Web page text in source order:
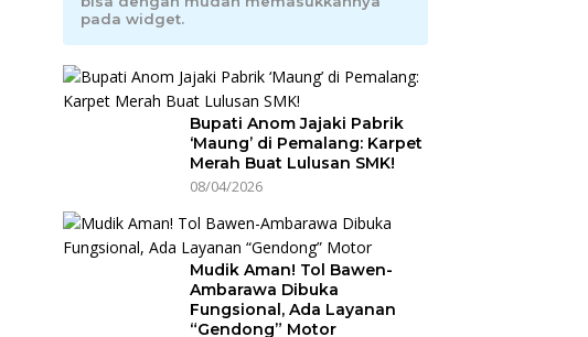
pada widget.
Bupati Anom Jajaki Pabrik
‘Maung’ di Pemalang: Karpet
Merah Buat Lulusan SMK!
08/04/2026
Mudik Aman! Tol Bawen-
Ambarawa Dibuka
Fungsional, Ada Layanan
“Gendong” Motor